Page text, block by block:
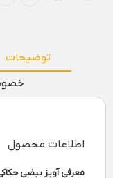
توضیحات
اطلاعات محصول
معرفی آویز بیضی